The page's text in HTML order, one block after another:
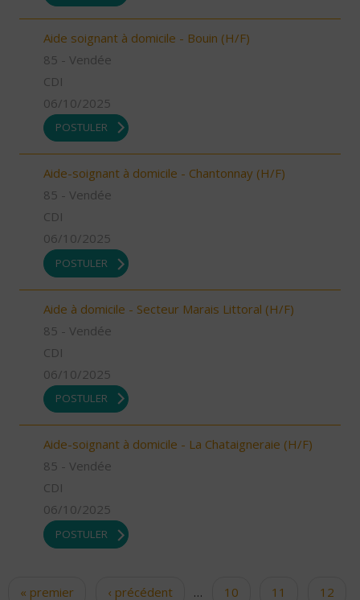
Aide soignant à domicile - Bouin (H/F)
85 - Vendée
CDI
06/10/2025
POSTULER
Aide-soignant à domicile - Chantonnay (H/F)
85 - Vendée
CDI
06/10/2025
POSTULER
Aide à domicile - Secteur Marais Littoral (H/F)
85 - Vendée
CDI
06/10/2025
POSTULER
Aide-soignant à domicile - La Chataigneraie (H/F)
85 - Vendée
CDI
06/10/2025
POSTULER
« premier ‹ précédent … 10 11
12